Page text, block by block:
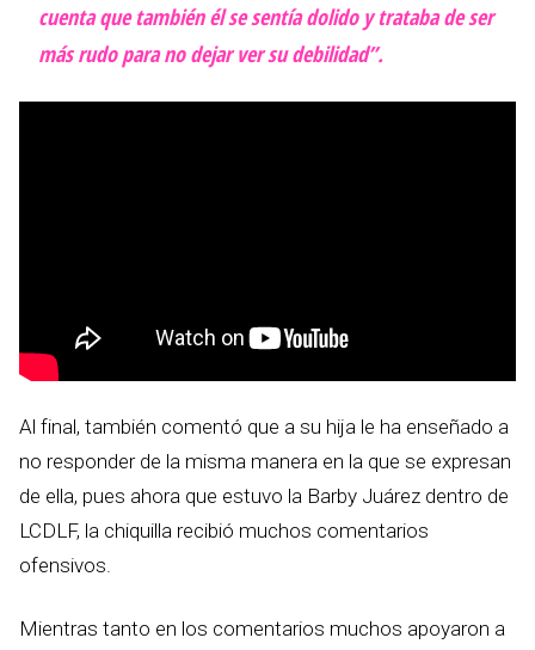
cuenta que también él se sentía dolido y trataba de ser
más rudo para no dejar ver su debilidad”.
Al final, también comentó que a su hija le ha enseñado a
no responder de la misma manera en la que se expresan
de ella, pues ahora que estuvo la Barby Juárez dentro de
LCDLF, la chiquilla recibió muchos comentarios
ofensivos.
Mientras tanto en los comentarios muchos apoyaron a